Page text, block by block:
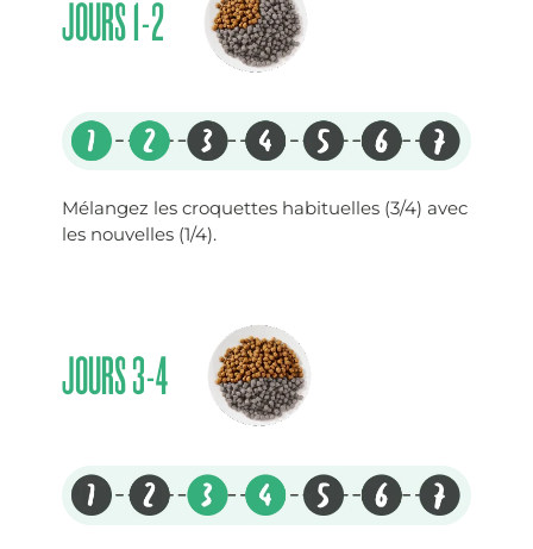
JOURS 1-2
Mélangez les croquettes habituelles (3/4) avec
les nouvelles (1/4).
JOURS 3-4